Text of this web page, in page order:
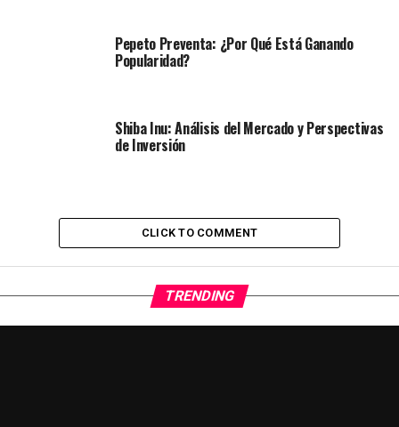
Pepeto Preventa: ¿Por Qué Está Ganando
Popularidad?
Shiba Inu: Análisis del Mercado y Perspectivas
de Inversión
CLICK TO COMMENT
TRENDING